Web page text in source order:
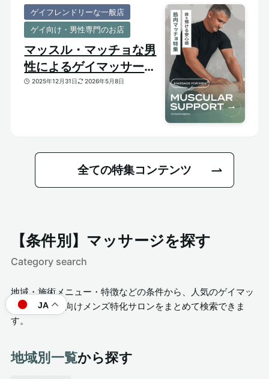
ゲイフレンドリーな一般店
ゲイ向け・男性専門のお店
マッスル・マッチョな男
性によるゲイマッサージ
特集｜おすすめ筋肉質メ
2025年12月31日 2026年5月8日
全ての特集コンテンツ
【条件別】マッサージを探す
Category search
地域・施術メニュー・特徴などの条件から、人気のゲイマッ
サージや男性向けメンズ特化サロンをまとめて検索できま
す。
地域別一覧から探す
JA